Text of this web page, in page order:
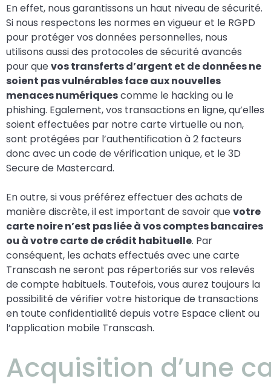
En effet, nous garantissons un haut niveau de sécurité.
Si nous respectons les normes en vigueur et le RGPD
pour protéger vos données personnelles, nous
utilisons aussi des protocoles de sécurité avancés
pour quevos transferts d’argent et de données ne
soient pas vulnérables face aux nouvelles
menaces numériquescomme le hacking ou le
phishing. Egalement, vos transactions en ligne, qu’elles
soient effectuées par notre carte virtuelle ou non,
sont protégées par l’authentification à 2 facteurs
donc avec un code de vérification unique, et le 3D
Secure de Mastercard.
En outre, si vous préférez effectuer des achats de
manière discrète, il est important de savoir quevotre
carte noire n’est pas liée à vos comptes bancaires
ou à votre carte de crédit habituelle. Par
conséquent, les achats effectués avec une carte
Transcash ne seront pas répertoriés sur vos relevés
de compte habituels. Toutefois, vous aurez toujours la
possibilité de vérifier votre historique de transactions
en toute confidentialité depuis votre Espace client ou
l’application mobile Transcash.
Acquisition d’une